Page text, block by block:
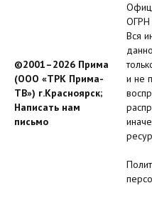
©2001–2026 Прима
(ООО «ТРК Прима-
ТВ») г.Красноярск;
Написать нам
письмо
ОГРН
Вся
и не